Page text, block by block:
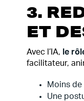
3.
ET
Avec l’IA, le
facilitateur,
Moins
Une